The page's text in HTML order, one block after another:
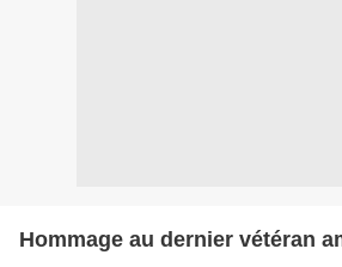
Hommage au dernier vétéran